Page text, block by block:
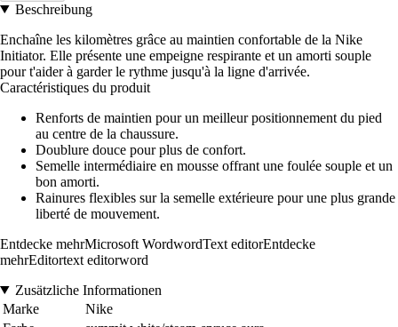
Beschreibung
Enchaîne les kilomètres grâce au maintien confortable de la Nike
Initiator. Elle présente une empeigne respirante et un amorti souple
pour t'aider à garder le rythme jusqu'à la ligne d'arrivée.
Caractéristiques du produit
Renforts de maintien pour un meilleur positionnement du pied
au centre de la chaussure.
Doublure douce pour plus de confort.
Semelle intermédiaire en mousse offrant une foulée souple et un
bon amorti.
Rainures flexibles sur la semelle extérieure pour une plus grande
liberté de mouvement.
Entdecke mehrMicrosoft WordwordText editorEntdecke
mehrEditortext editorword
Zusätzliche Informationen
Marke
Nike